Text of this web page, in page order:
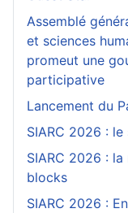
Assemblé
et sciences
promeut une
participative
Lancement du
SIARC 2026 :
SIARC 2026 :
blocks
SIARC 2026 :